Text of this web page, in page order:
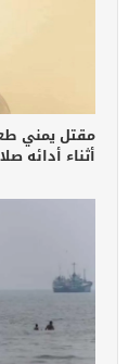
مقتل يمني
أثناء أدائه